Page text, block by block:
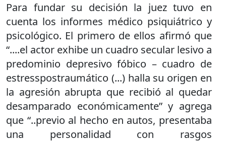
Para fundar su decisión la juez tuvo en
cuenta los informes médico psiquiátrico y
psicológico. El primero de ellos afirmó que
“....el actor exhibe un cuadro secular lesivo a
predominio depresivo fóbico – cuadro de
estresspostraumático (...) halla su origen en
la agresión abrupta que recibió al quedar
desamparado económicamente” y agrega
que “..previo al hecho en autos, presentaba
una personalidad con rasgos